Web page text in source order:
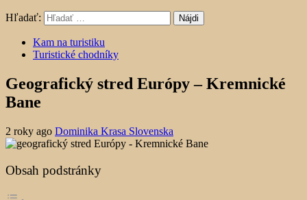
Hľadať:
Kam na turistiku
Turistické chodníky
Geografický stred Európy – Kremnické
Bane
2 roky ago Dominika Krasa Slovenska
Obsah podstránky